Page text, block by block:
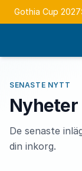
Gothia Cup
SENASTE NYTT
Nyheter
De senaste
din inkorg.